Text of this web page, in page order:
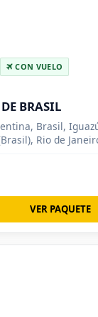
CON VUELO
BRASIL
Brasil,
Rio de
VER PAQUETE